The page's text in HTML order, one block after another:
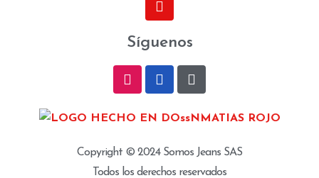
Síguenos
Copyright © 2024 Somos Jeans SAS
Todos los derechos reservados